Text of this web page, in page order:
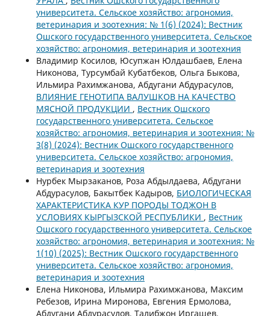
университета. Сельское хозяйство: агрономия,
ветеринария и зоотехния: № 1(6) (2024): Вестник
Ошского государственного университета. Сельское
хозяйство: агрономия, ветеринария и зоотехния
Владимир Косилов, Юсупжан Юлдашбаев, Елена
Никонова, Турсумбай Кубатбеков, Ольга Быкова,
Ильмира Рахимжанова, Абдугани Абдурасулов,
ВЛИЯНИЕ ГЕНОТИПА ВАЛУШКОВ НА КАЧЕСТВО
МЯСНОЙ ПРОДУКЦИИ , Вестник Ошского
государственного университета. Сельское
хозяйство: агрономия, ветеринария и зоотехния: №
3(8) (2024): Вестник Ошского государственного
университета. Сельское хозяйство: агрономия,
ветеринария и зоотехния
Нурбек Мырзаканов, Роза Абдылдаева, Абдугани
Абдурасулов, Бакытбек Кадыров, БИОЛОГИЧЕСКАЯ
ХАРАКТЕРИСТИКА КУР ПОРОДЫ ТОДЖОН В
УСЛОВИЯХ КЫРГЫЗСКОЙ РЕСПУБЛИКИ , Вестник
Ошского государственного университета. Сельское
хозяйство: агрономия, ветеринария и зоотехния: №
1(10) (2025): Вестник Ошского государственного
университета. Сельское хозяйство: агрономия,
ветеринария и зоотехния
Елена Никонова, Ильмира Рахимжанова, Максим
Ребезов, Ирина Миронова, Евгения Ермолова,
Абдугани Абдурасулов, Талибжон Иргашев,